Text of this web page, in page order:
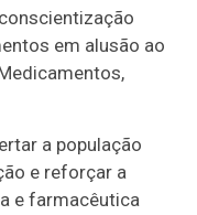
em alusão ao
a população
e reforçar a
e farmacêutica